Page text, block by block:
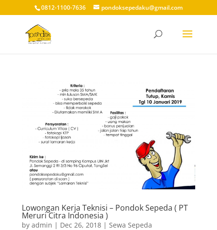
0812-1100-7636 pondoksepedaku@gmail.com
Lowongan Kerja Teknisi – Pondok Sepeda ( PT
Meruri Citra Indonesia )
by admin | Dec 26, 2018| Sewa Sepeda